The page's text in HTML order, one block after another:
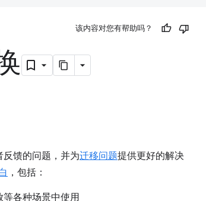
该内容对您有帮助吗？
馈的问题，并为迁移问题提供更好的解决
，包括：
等各种场景中使用